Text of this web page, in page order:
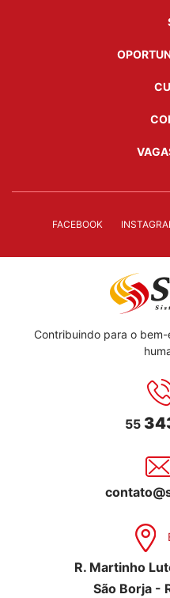
FACEBOOK
Contribuindo para o
55
R. Martinho
São Borja -